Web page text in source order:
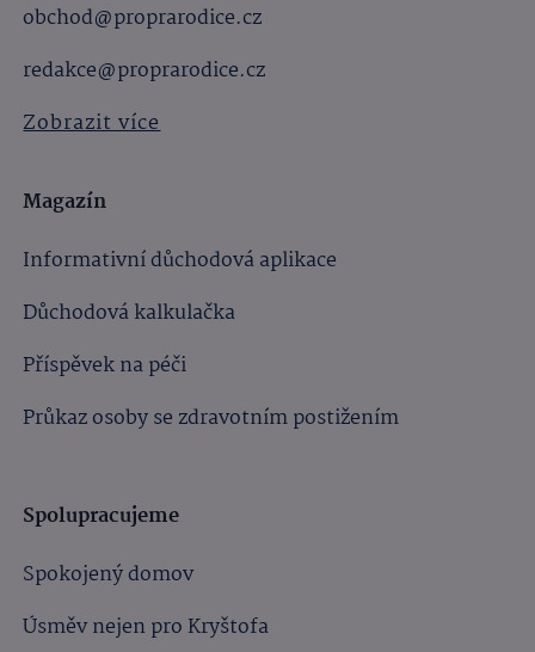
obchod@proprarodice.cz
redakce@proprarodice.cz
Zobrazit více
Magazín
Informativní důchodová aplikace
Důchodová kalkulačka
Příspěvek na péči
Průkaz osoby se zdravotním postižením
Spolupracujeme
Spokojený domov
Úsměv nejen pro Kryštofa